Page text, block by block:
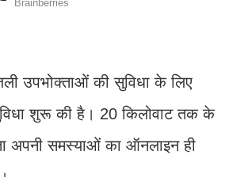
उपभोक्ताओं की सुविधा के लिए
शुरू की है। 20 किलोवाट तक के
अपनी समस्याओं का ऑनलाइन ही